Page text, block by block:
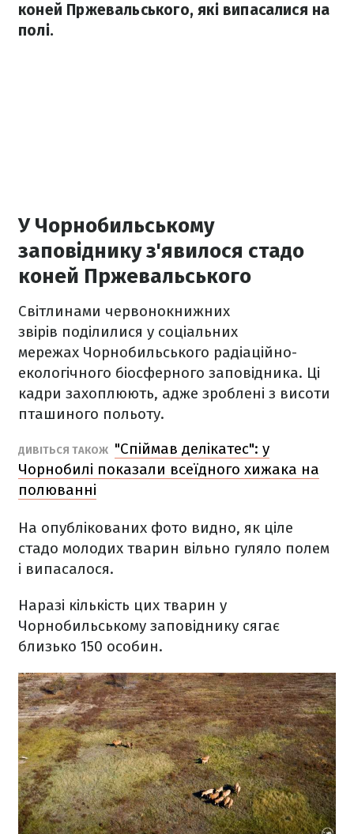
коней Пржевальського, які випасалися на
полі.
У Чорнобильському
заповіднику з'явилося стадо
коней Пржевальського
Світлинами червонокнижних
звірів поділилися у соціальних
мережах Чорнобильського радіаційно-
екологічного біосферного заповідника. Ці
кадри захоплюють, адже зроблені з висоти
пташиного польоту.
ДИВІТЬСЯ ТАКОЖ "Спіймав делікатес": у
Чорнобилі показали всеїдного хижака на
полюванні
На опублікованих фото видно, як ціле
стадо молодих тварин вільно гуляло полем
і випасалося.
Наразі кількість цих тварин у
Чорнобильському заповіднику сягає
близько 150 особин.